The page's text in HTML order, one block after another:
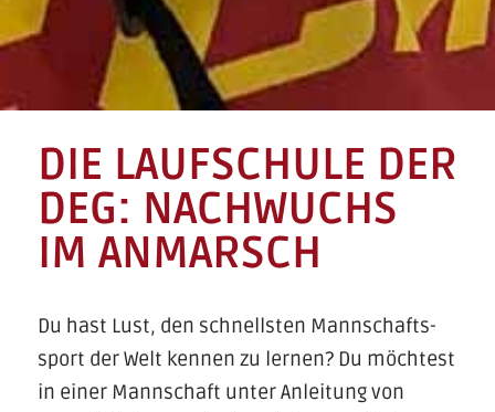
DIE LAUFSCHULE DER
DEG: NACHWUCHS
IM ANMARSCH
Du hast Lust, den schnellsten Mannschafts­
sport der Welt kennen zu lernen? Du möchtest
in einer Mannschaft unter Anleitung von